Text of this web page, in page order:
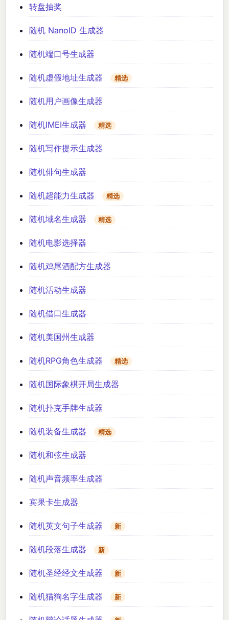
转盘抽奖
随机 NanoID 生成器
随机端口号生成器
随机虚假地址生成器 精选
随机用户画像生成器
随机IMEI生成器 精选
随机写作提示生成器
随机俳句生成器
随机超能力生成器 精选
随机域名生成器 精选
随机电影选择器
随机鸡尾酒配方生成器
随机活动生成器
随机借口生成器
随机美国州生成器
随机RPG角色生成器 精选
随机国际象棋开局生成器
随机扑克手牌生成器
随机装备生成器 精选
随机和弦生成器
随机声音频率生成器
宾果卡生成器
随机英文句子生成器 新
随机段落生成器 新
随机圣经经文生成器 新
随机猫狗名字生成器 新